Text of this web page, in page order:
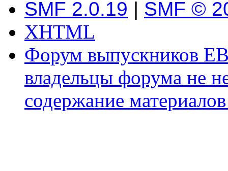
SMF 2.0.19 | SMF ©
XHTML
Форум выпускников
владельцы форума не
содержание